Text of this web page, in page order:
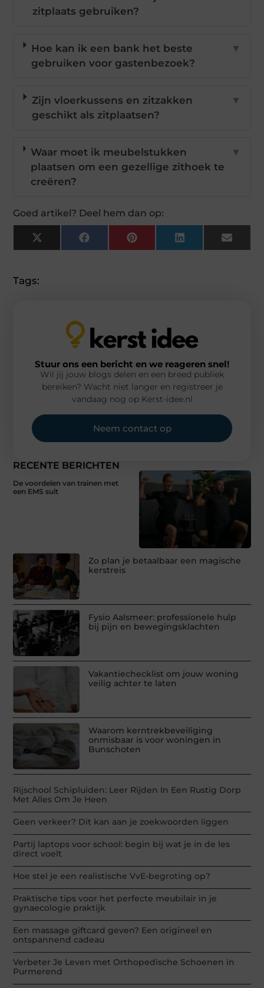
zitplaats gebruiken?
Hoe kan ik een bank het beste
gebruiken voor gastenbezoek?
▼
Zijn vloerkussens en zitzakken
geschikt als zitplaatsen?
▼
Waar moet ik meubelstukken
plaatsen om een gezellige zithoek te
creëren?
▼
Goed artikel? Deel hem dan op:
X
(Twitter)
FacebookPinterestLinkedInEmail
Tags:
RECENTE BERICHTEN
De voordelen van trainen met
een EMS suit
Zo plan je betaalbaar een magische
kerstreis
Fysio Aalsmeer: professionele hulp
bij pijn en bewegingsklachten
Vakantiechecklist om jouw woning
veilig achter te laten
Waarom kerntrekbeveiliging
onmisbaar is voor woningen in
Bunschoten
Rijschool Schipluiden: Leer Rijden In Een Rustig Dorp
Met Alles Om Je Heen
Geen verkeer? Dit kan aan je zoekwoorden liggen
Partij laptops voor school: begin bij wat je in de les
direct voelt
Hoe stel je een realistische VvE-begroting op?
Praktische tips voor het perfecte meubilair in je
gynaecologie praktijk
Een massage giftcard geven? Een origineel en
ontspannend cadeau
Verbeter Je Leven met Orthopedische Schoenen in
Purmerend
Stuur ons een bericht en we reageren snel!
Wil jij jouw blogs delen en een breed publiek
bereiken? Wacht niet langer en registreer je
vandaag nog op Kerst-idee.nl
Neem contact op